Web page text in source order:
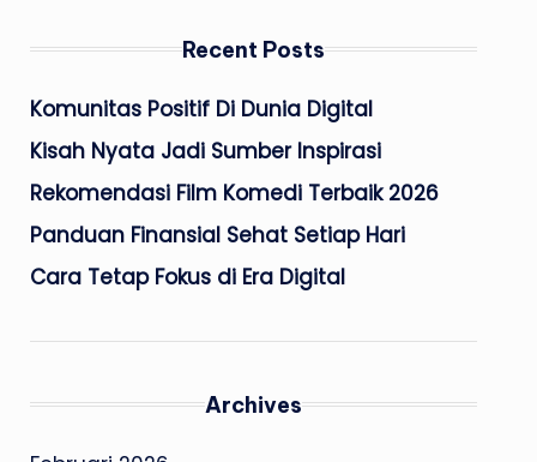
Recent Posts
Komunitas Positif Di Dunia Digital
Kisah Nyata Jadi Sumber Inspirasi
Rekomendasi Film Komedi Terbaik 2026
Panduan Finansial Sehat Setiap Hari
Cara Tetap Fokus di Era Digital
Archives